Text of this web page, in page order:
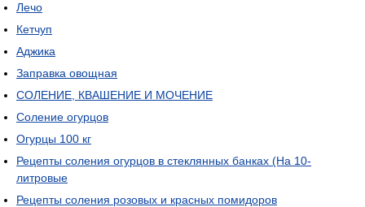
Лечо
Кетчуп
Аджика
Заправка овощная
СОЛЕНИЕ, КВАШЕНИЕ И МОЧЕНИЕ
Соление огурцов
Огурцы 100 кг
Рецепты соления огурцов в стеклянных банках (На 10-
литровые
Рецепты соления розовых и красных помидоров